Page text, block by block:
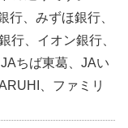
行、みずほ銀行、
行、イオン銀行、
ちば東葛、JAい
、ファミリ